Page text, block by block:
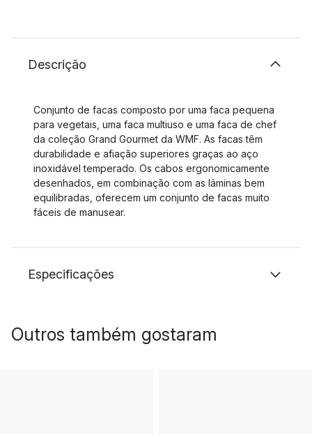
Descrição
Conjunto de facas composto por uma faca pequena
para vegetais, uma faca multiuso e uma faca de chef
da coleção Grand Gourmet da WMF. As facas têm
durabilidade e afiação superiores graças ao aço
inoxidável temperado. Os cabos ergonomicamente
desenhados, em combinação com as lâminas bem
equilibradas, oferecem um conjunto de facas muito
fáceis de manusear.
Especificações
Outros também gostaram